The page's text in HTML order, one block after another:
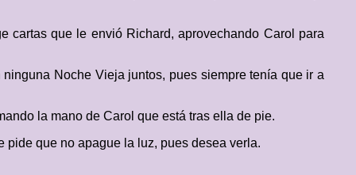
cartas que le envió Richard, aprovechando Carol para
Noche Vieja juntos, pues siempre tenía que ir a
la mano de Carol que está tras ella de pie.
pide que no apague la luz, pues desea verla.